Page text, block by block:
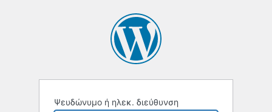
Ψευδώνυμο ή ηλεκ. διεύθυνση